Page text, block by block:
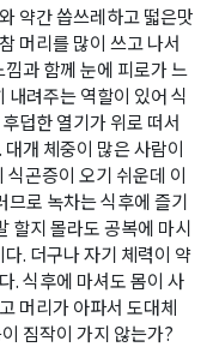
약간 씁쓰레하고 떫은맛
머리를 많이 쓰고 나서
과 함께 눈에 피로가 느
내려주는 역할이 있어 식
덥한 열기가 위로 떠서
개 체중이 많은 사람이
곤증이 오기 쉬운데 이
므로 녹차는 식후에 즐기
할지 몰라도 공복에 마시
. 더구나 자기 체력이 약
. 식후에 마셔도 몸이 사
머리가 아파서 도대체
짐작이 가지 않는가?